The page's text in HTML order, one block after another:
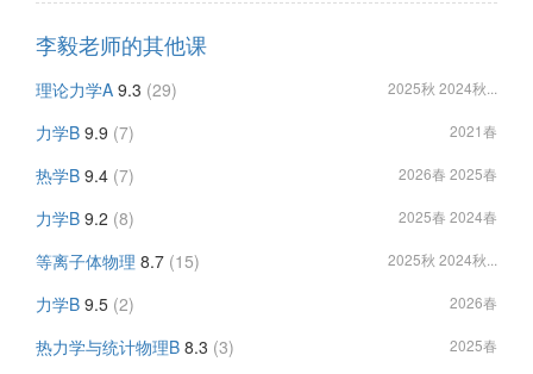
李毅老师的其他课
理论力学A 9.3 (29) 2025秋 2024秋...
力学B 9.9 (7) 2021春
热学B 9.4 (7) 2026春 2025春
力学B 9.2 (8) 2025春 2024春
等离子体物理 8.7 (15) 2025秋 2024秋...
力学B 9.5 (2) 2026春
热力学与统计物理B 8.3 (3) 2025春